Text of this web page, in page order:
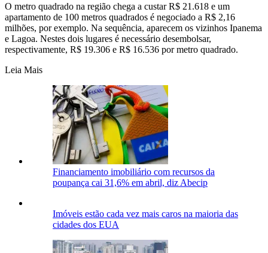
O metro quadrado na região chega a custar R$ 21.618 e um
apartamento de 100 metros quadrados é negociado a R$ 2,16
milhões, por exemplo. Na sequência, aparecem os vizinhos Ipanema
e Lagoa. Nestes dois lugares é necessário desembolsar,
respectivamente, R$ 19.306 e R$ 16.536 por metro quadrado.
Leia Mais
Financiamento imobiliário com recursos da
poupança cai 31,6% em abril, diz Abecip
Imóveis estão cada vez mais caros na maioria das
cidades dos EUA